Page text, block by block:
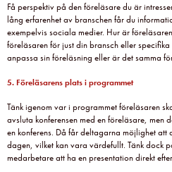
Få perspektiv på den föreläsare du är
lång erfarenhet av branschen får du
exempelvis sociala medier. Hur är
föreläsaren för just din bransch eller
anpassa sin föreläsning eller är det samma
5. Föreläsarens plats i programmet
Tänk igenom var i programmet föreläsaren
avsluta konferensen med en föreläsare, men
en konferens. Då får deltagarna möjlighet att
dagen, vilket kan vara värdefullt. Tänk dock
medarbetare att ha en presentation direkt